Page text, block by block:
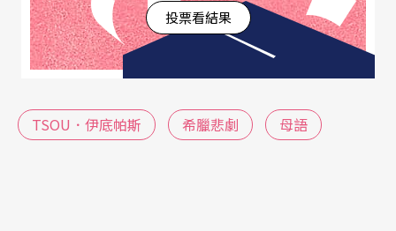
認同的鏡像，甚至延伸成爲台灣「社會想像」的建
構？反過來說，漢人是否因此卻成爲了原住民眼中
的「他者」呢？當漢人通過各種方式刻意表現出不
同種族共同生活在多元文化的和諧中，這種「想像
的共同體」如何才能免除原住民被封鎖於典型的
投票看結果
TSOU．伊底帕斯 希臘悲劇 母語